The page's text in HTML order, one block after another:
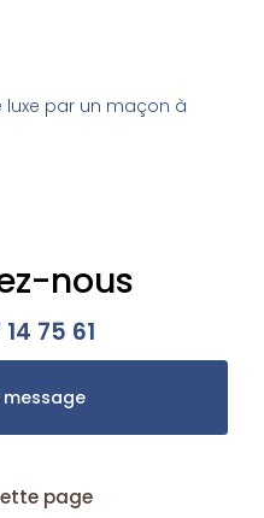
luxe par un maçon à
nous
75 61
message
page